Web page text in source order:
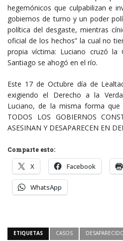
hegemónicos que culpabilizan e
gobiernos de turno y un poder
política del desgaste, mientras
oficial de los hechos” la cual no
propia víctima: Luciano cruzó la
Santiago se ahogó en el río.
Este 17 de Octubre día de
exigiendo el Derecho a la
Luciano, de la misma forma que
TODOS LOS GOBIERNOS
ASESINAN Y DESAPARECEN EN
Comparte esto:
X Facebook
WhatsApp
ETIQUETAS CASOS